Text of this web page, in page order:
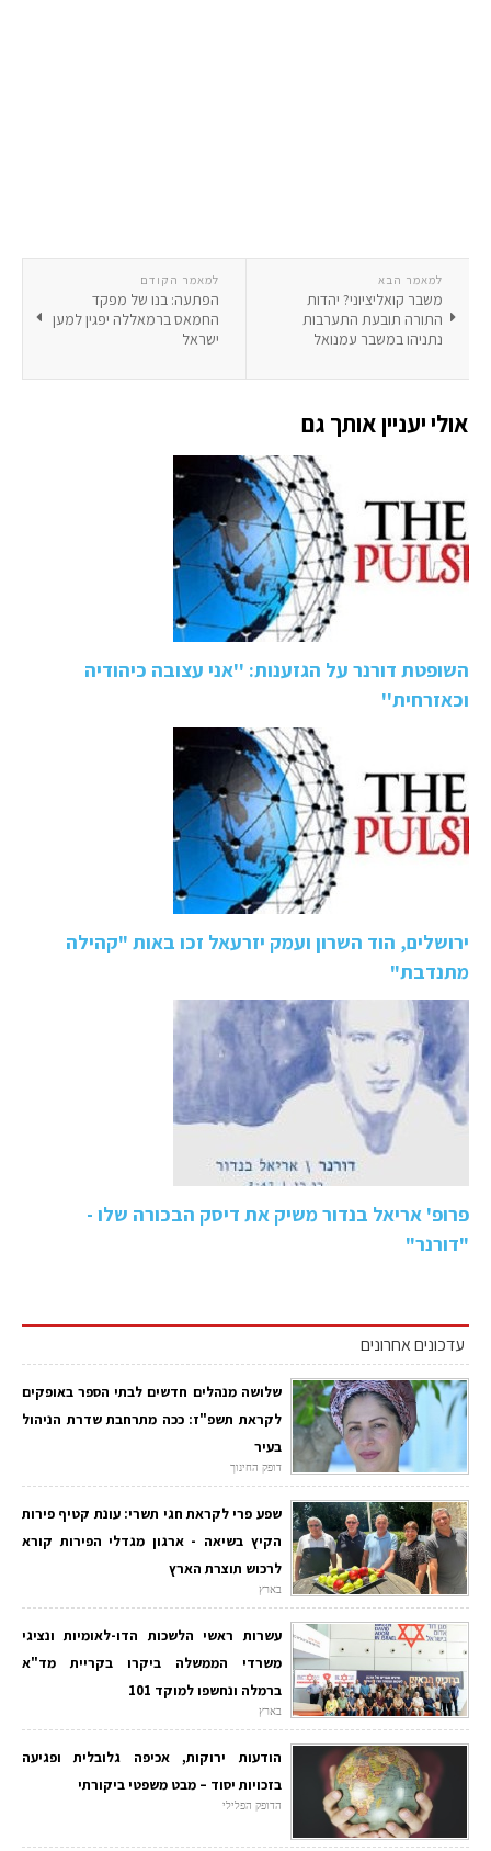
למאמר הקודם
הפתעה: בנו של מפקד
החמאס ברמאללה יפגין למען
ישראל
למאמר הבא
משבר קואליציוני? יהדות
התורה תובעת התערבות
נתניהו במשבר עמנואל
אולי יעניין אותך גם
השופטת דורנר על הגזענות: ''אני עצובה כיהודיה
וכאזרחית''
ירושלים, הוד השרון ועמק יזרעאל זכו באות "קהילה
מתנדבת"
פרופ' אריאל בנדור משיק את דיסק הבכורה שלו -
"דורנר"
עדכונים אחרונים
שלושה מנהלים חדשים לבתי הספר באופקים
לקראת תשפ"ז: ככה מתרחבת שדרת הניהול
בעיר
דופק החינוך
שפע פרי לקראת חגי תשרי: עונת קטיף פירות
הקיץ בשיאה - ארגון מגדלי הפירות קורא
לרכוש תוצרת הארץ
בארץ
עשרות ראשי הלשכות הדו-לאומיות ונציגי
משרדי הממשלה ביקרו בקריית מד"א
ברמלה ונחשפו למוקד 101
בארץ
הודעות ירוקות, אכיפה גלובלית ופגיעה
בזכויות יסוד – מבט משפטי ביקורתי
הדופק הפלילי